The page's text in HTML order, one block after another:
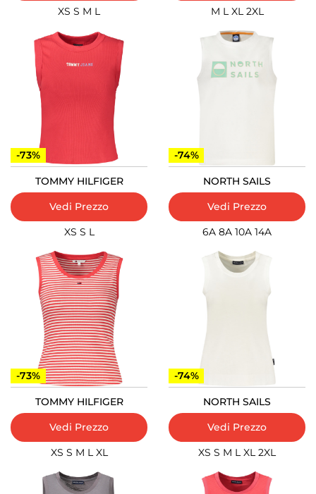
XS S M L M L XL 2XL
-73%
TOMMY HILFIGER
Vedi Prezzo
XS S L
-74%
NORTH SAILS
Vedi Prezzo
6A 8A 10A 14A
-73%
TOMMY HILFIGER
Vedi Prezzo
XS S M L XL
-74%
NORTH SAILS
Vedi Prezzo
XS S M L XL 2XL